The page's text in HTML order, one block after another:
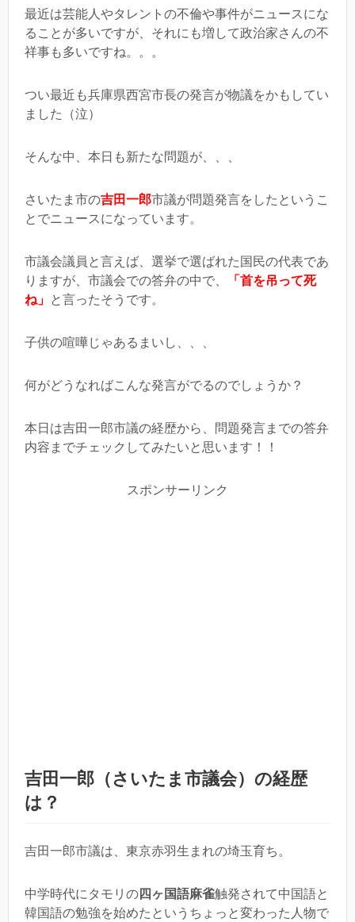
最近は芸能人やタレントの不倫や事件がニュースにな
ることが多いですが、それにも増して政治家さんの不
祥事も多いですね。。。
つい最近も兵庫県西宮市長の発言が物議をかもしてい
ました（泣）
そんな中、本日も新たな問題が、、、
さいたま市の吉田一郎市議が問題発言をしたというこ
とでニュースになっています。
市議会議員と言えば、選挙で選ばれた国民の代表であ
りますが、市議会での答弁の中で、
「首を吊って死
ね」 と言ったそうです。
子供の喧嘩じゃあるまいし、、、
何がどうなればこんな発言がでるのでしょうか？
本日は吉田一郎市議の経歴から、問題発言までの答弁
内容までチェックしてみたいと思います！！
スポンサーリンク
吉田一郎（さいたま市議会）の経歴
は？
吉田一郎市議は、東京赤羽生まれの埼玉育ち。
中学時代にタモリの四ヶ国語麻雀触発されて中国語と
韓国語の勉強を始めたというちょっと変わった人物で